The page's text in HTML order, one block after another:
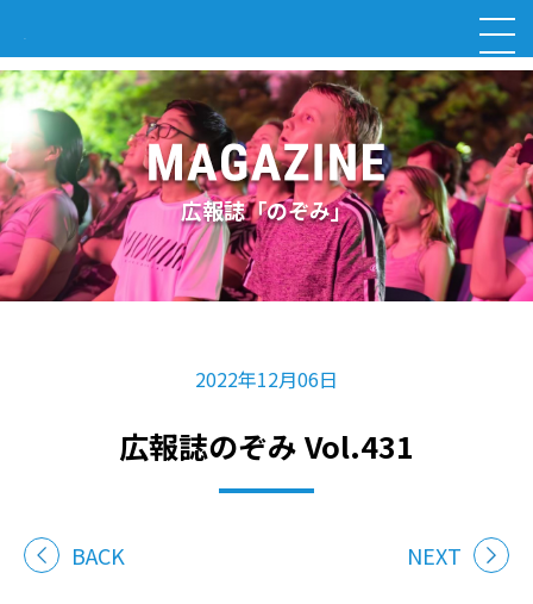
広報誌「のぞみ」
2022年12月06日
広報誌のぞみ Vol.431
BACK NEXT